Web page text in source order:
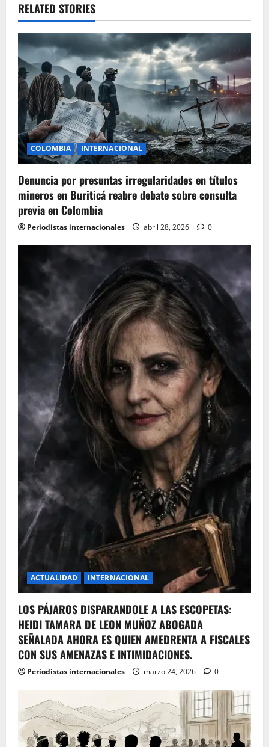
v
i
g
a
t
i
o
n
RELATED STORIES
COLOMBIA INTERNACIONAL
Denuncia por presuntas irregularidades en títulos
mineros en Buriticá reabre debate sobre consulta
previa en Colombia
Periodistas internacionales abril 28, 2026 0
ACTUALIDAD INTERNACIONAL
LOS PÁJAROS DISPARANDOLE A LAS ESCOPETAS:
HEIDI TAMARA DE LEON MUÑOZ ABOGADA
SEÑALADA AHORA ES QUIEN AMEDRENTA A FISCALES
CON SUS AMENAZAS E INTIMIDACIONES.
Periodistas internacionales marzo 24, 2026 0